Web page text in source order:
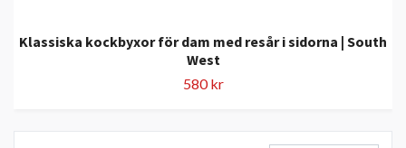
Klassiska kockbyxor för dam med resår i sidorna | South
West
580 kr